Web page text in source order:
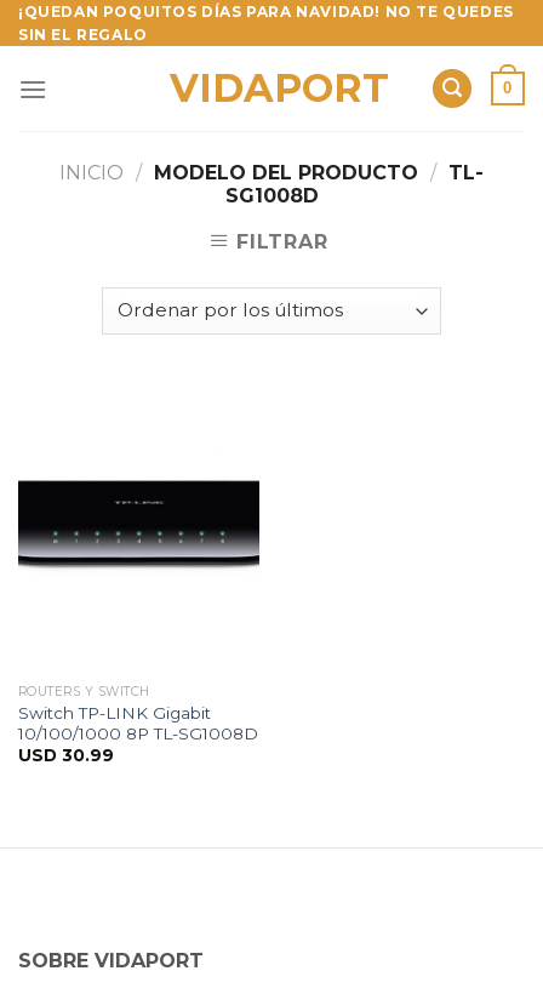
Skip
to
¡QUEDAN POQUITOS DÍAS PARA NAVIDAD! NO TE QUEDES
SIN EL REGALO
VIDAPORT 0
INICIO / MODELO DEL PRODUCTO / TL-
SG1008D
FILTRAR
ROUTERS Y SWITCH
Switch TP-LINK Gigabit
10/100/1000 8P TL-SG1008D
USD 30.99
SOBRE VIDAPORT